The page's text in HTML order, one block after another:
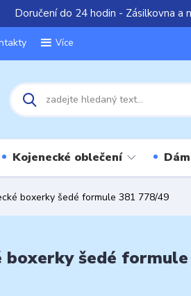
Doručení do 24 hodin - Zásilkovna a
Více
Kojenecké oblečení
boxerky šedé formule 381 778/49
šedé formule